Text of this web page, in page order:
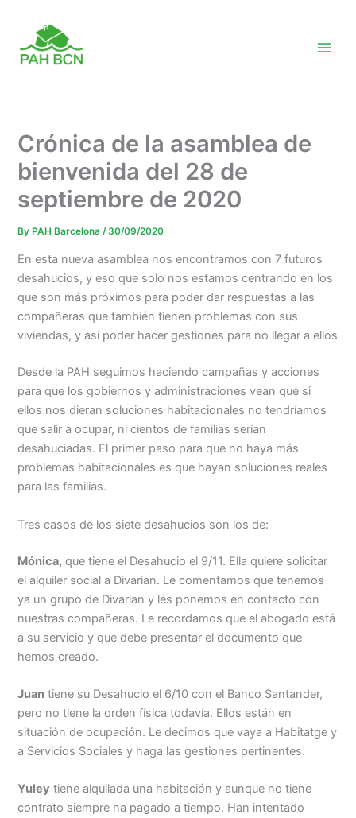
content
Crónica de la asamblea de
bienvenida del 28 de
septiembre de 2020
By PAH Barcelona/ 30/09/2020
En esta nueva asamblea nos encontramos con 7 futuros
desahucios, y eso que solo nos estamos centrando en los
que son más próximos para poder dar respuestas a las
compañeras que también tienen problemas con sus
viviendas, y así poder hacer gestiones para no llegar a ellos
Desde la PAH seguimos haciendo campañas y acciones
para que los gobiernos y administraciones vean que si
ellos nos dieran soluciones habitacionales no tendríamos
que salir a ocupar, ni cientos de familias serían
desahuciadas. El primer paso para que no haya más
problemas habitacionales es que hayan soluciones reales
para las familias.
Tres casos de los siete desahucios son los de:
Mónica, que tiene el Desahucio el 9/11. Ella quiere solicitar
el alquiler social a Divarian. Le comentamos que tenemos
ya un grupo de Divarian y les ponemos en contacto con
nuestras compañeras. Le recordamos que el abogado está
a su servicio y que debe presentar el documento que
hemos creado.
Juan tiene su Desahucio el 6/10 con el Banco Santander,
pero no tiene la orden física todavía. Ellos están en
situación de ocupación. Le decimos que vaya a Habitatge y
a Servicios Sociales y haga las gestiones pertinentes.
Yuley tiene alquilada una habitación y aunque no tiene
contrato siempre ha pagado a tiempo. Han intentado